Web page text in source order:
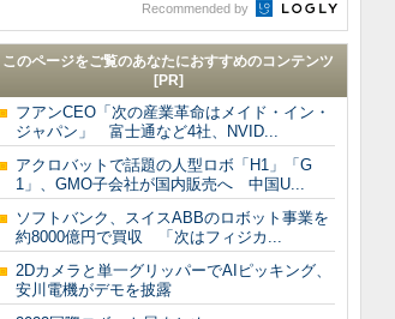
Recommended by
このページをご覧のあなたにおすすめのコンテンツ
[PR]
フアンCEO「次の産業革命はメイド・イン・
ジャパン」 富士通など4社、NVID...
アクロバットで話題の人型ロボ「H1」「G
1」、GMO子会社が国内販売へ 中国U...
ソフトバンク、スイスABBのロボット事業を
約8000億円で買収 「次はフィジカ...
2Dカメラと単一グリッパーでAIピッキング、
安川電機がデモを披露